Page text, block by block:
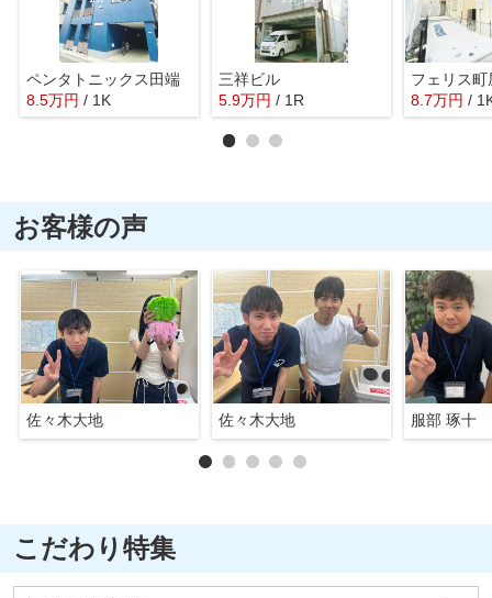
ペンタトニックス田端
8.5万円 / 1K
三祥ビル
5.9万円 / 1R
フェリス町
8.7万円 /
お客様の声
佐々木大地 佐々木大地 服部 琢十
こだわり特集